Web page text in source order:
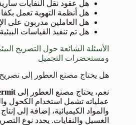
هل عقود نقل النفايات
هل أنظمة التهوية تعمل
هل العاملين مدربون على
هل تم تنفيذ القياسات
الأسئلة الشائعة حول التصريح
ومستحضرات التجميل
هل يحتاج مصنع العطور إلى
نعم، يحتاج مصنع العطور إلى
عملياته تشمل استخدام الكحول
والمواد الكيميائية، إضافة إلى
الغسيل والنفايات. يحدد نوع